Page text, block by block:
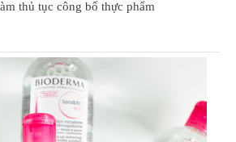
thủ tục công bố thực phẩm